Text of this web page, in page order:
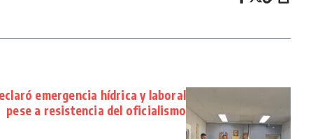
emergencia hídrica y laboral
pese a resistencia del oficialismo